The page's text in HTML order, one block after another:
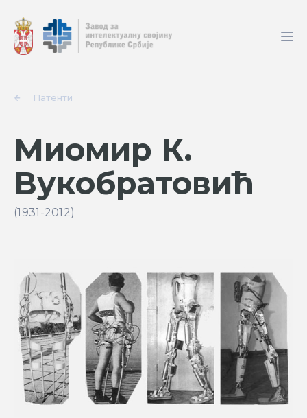
Патенти
Миомир К.
Вукобратовић
(1931-2012)